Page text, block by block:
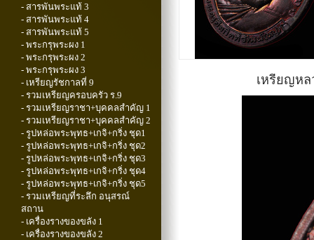
- สารพันพระแท้ 3
- สารพันพระแท้ 4
- สารพันพระแท้ 5
- พระกรุพระผง 1
- พระกรุพระผง 2
- พระกรุพระผง 3
- เหรียญรัชกาลที่ 9
- รวมเหรียญครอบครัว ร.9
- รวมเหรียญราชา+บุคคลสำคัญ 1
- รวมเหรียญราชา+บุคคลสำคัญ 2
- รูปหล่อพระพุทธ+เกจิ+กริ่ง ชุด1
- รูปหล่อพระพุทธ+เกจิ+กริ่ง ชุด2
- รูปหล่อพระพุทธ+เกจิ+กริ่ง ชุด3
- รูปหล่อพระพุทธ+เกจิ+กริ่ง ชุด4
- รูปหล่อพระพุทธ+เกจิ+กริ่ง ชุด5
- รวมเหรียญที่ระลึก อนุสรณ์
สถาน
- เครื่องรางของขลัง 1
- เครื่องรางของขลัง 2
เหรียญห